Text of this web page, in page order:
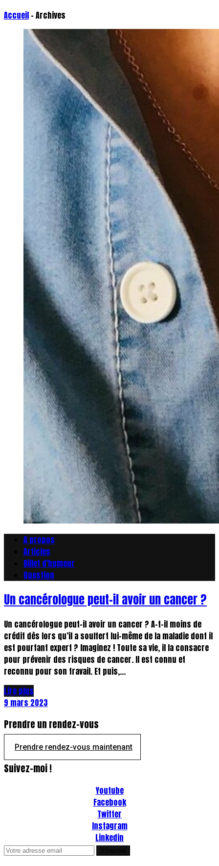
Accueil - Archives
A propos
Articles
Billet d'humeur
Question
Un cancérologue peut-il avoir un cancer ?
Un cancérologue peut-il avoir un cancer ? A-t-il moins de
crédit dès lors qu’il a souffert lui-même de la maladie dont il
est pourtant expert ? Imaginez ! Toute sa vie, il la consacre
pour prévenir des risques de cancer. Il est connu et
reconnu pour son travail. Et puis,...
Lire plus
9 mars 2023
Prendre un rendez-vous
Prendre rendez-vous maintenant
Suivez-moi !
Youtube
Facebook
Twitter
Instagram
Linkedin